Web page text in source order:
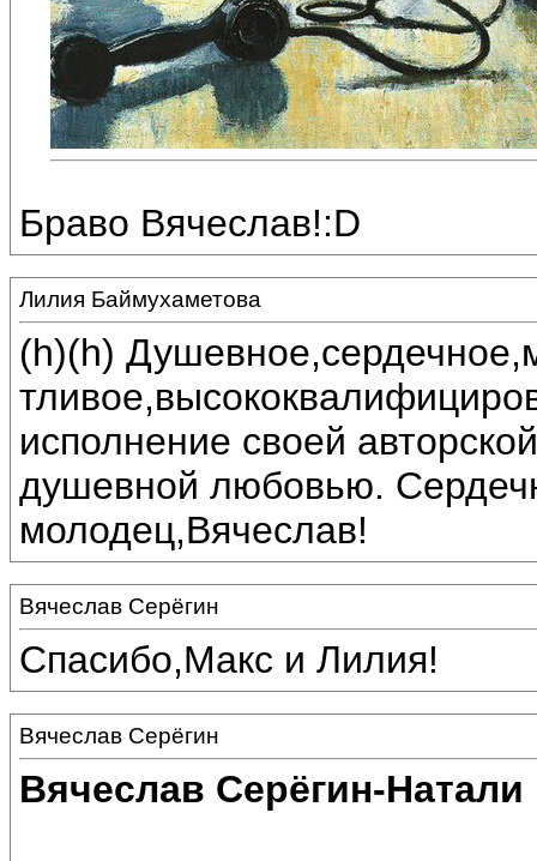
Браво Вячеслав!:D
Лилия Баймухаметова
(h)(h)
исполнение своей
душевной любовью.
молодец,Вячеслав!
Вячеслав Серёгин
Спасибо,Макс и Лилия!
Вячеслав Серёгин
Вячеслав Серёгин-Натали